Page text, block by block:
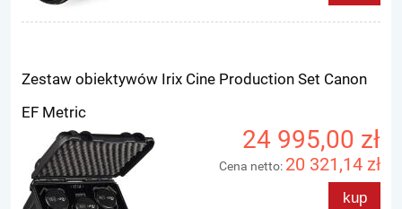
Zestaw obiektywów Irix Cine Production Set Canon
EF Metric
24 995,00 zł
Cena netto: 20 321,14 zł
kup